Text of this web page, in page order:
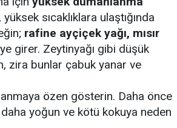
sıcaklıklara ulaştığında
rafine ayçiçek yağı, mısır
girer. Zeytinyağı gibi düşük
zira bunlar çabuk yanar ve
özen gösterin. Daha önce
daha yoğun ve kötü kokuya neden